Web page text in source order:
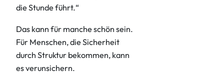
die Stunde führt.“
Das kann für manche schön sein.
Für Menschen, die Sicherheit
durch Struktur bekommen, kann
es verunsichern.